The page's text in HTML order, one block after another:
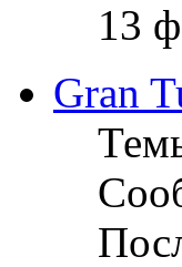
13
Gran